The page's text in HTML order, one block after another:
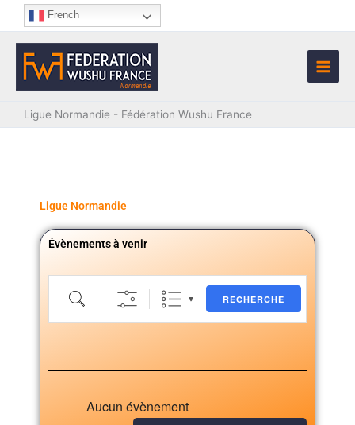
contenu
French
Ligue Normandie - Fédération Wushu France
Ligue Normandie
Évènements à venir
Recherche
RECHERCHE
Aucun évènement